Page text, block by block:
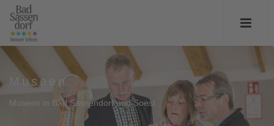
Museen
Museen in Bad Sassendorf und Soest